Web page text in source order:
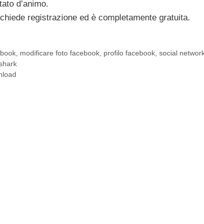
d’animo.
registrazione ed è completamente gratuita.
, modificare foto facebook, profilo facebook,social